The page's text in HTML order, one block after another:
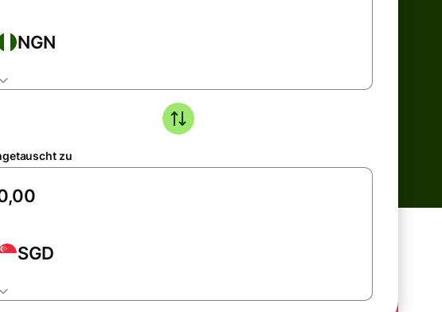
NGN
zu
SGD